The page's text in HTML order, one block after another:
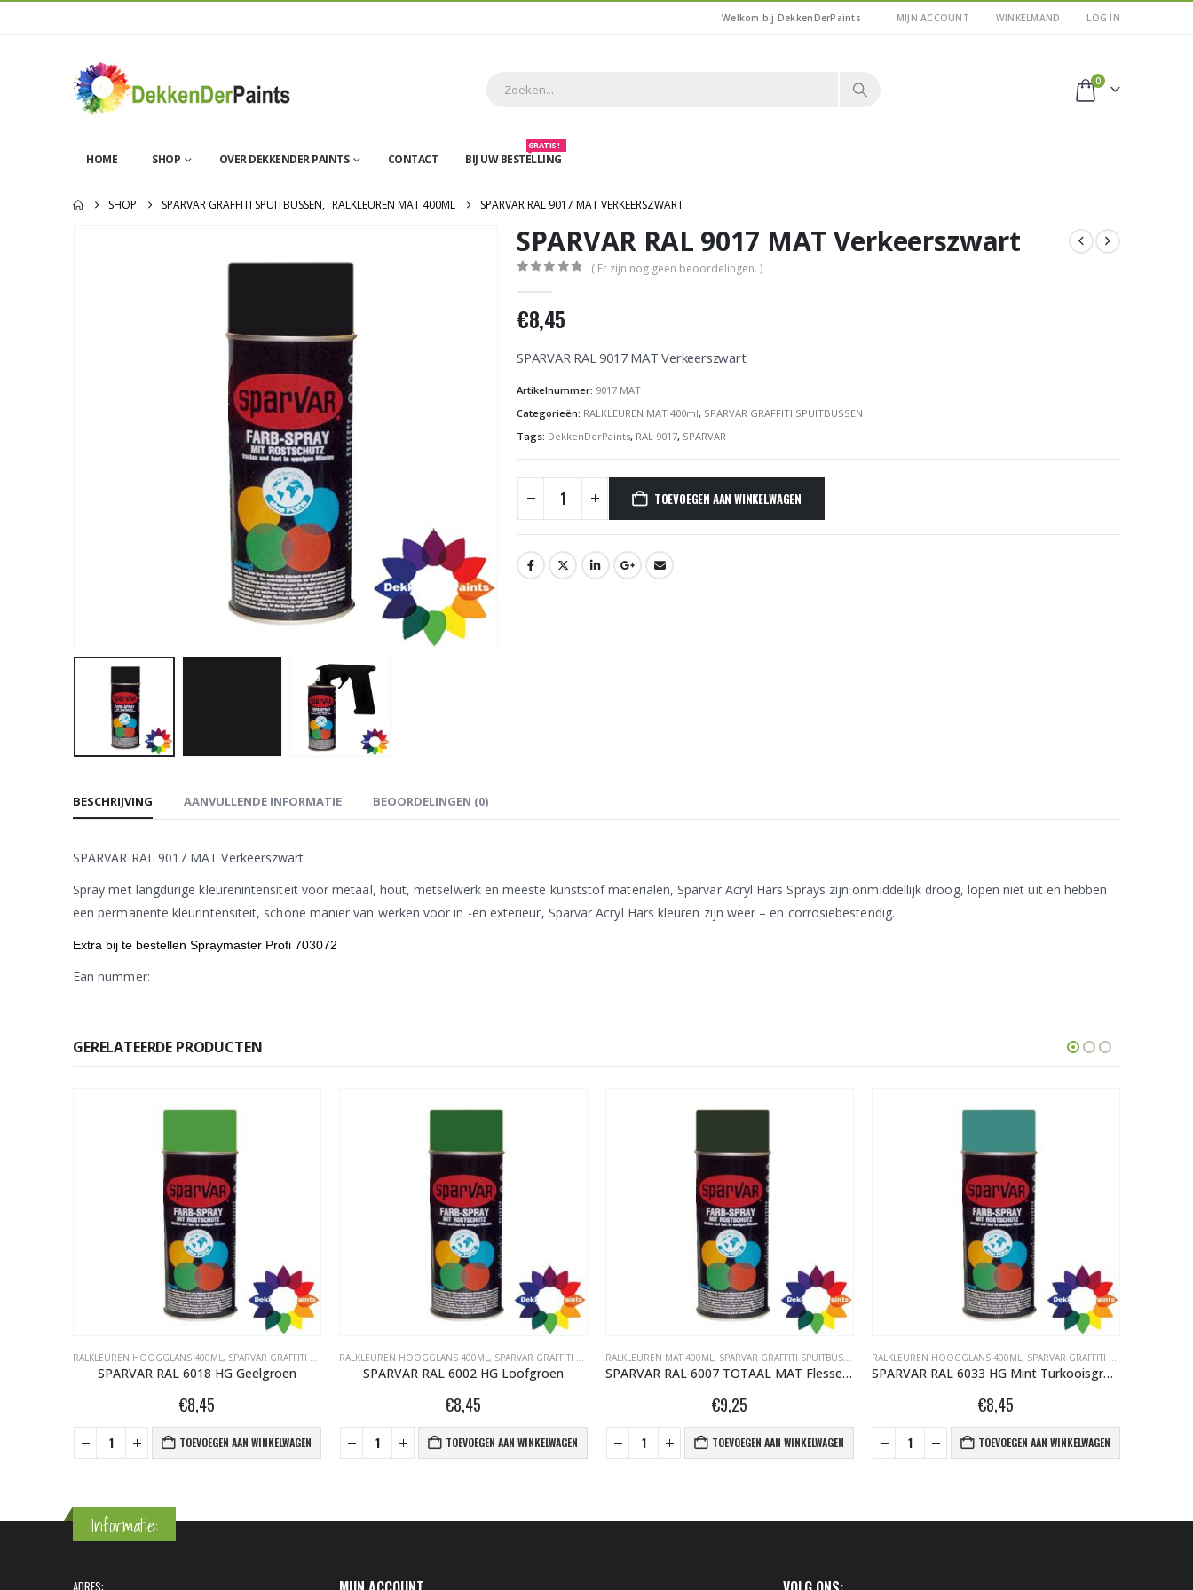
Welkom bij DekkenDerPaints MIJN ACCOUNT WINKELMAND LOG IN
0
HOME SHOP OVER DEKKENDER PAINTS CONTACT BIJ UW BESTELLING
GRATIS !
SHOP SPARVAR GRAFFITI SPUITBUSSEN, RALKLEUREN MAT 400ML SPARVAR RAL 9017 MAT VERKEERSZWART
SPARVAR RAL 9017 MAT Verkeerszwart
( Er zijn nog geen beoordelingen. )
€8,45
SPARVAR RAL 9017 MAT Verkeerszwart
Artikelnummer: 9017 MAT
Categorieën: RALKLEUREN MAT 400ml, SPARVAR GRAFFITI SPUITBUSSEN
Tags: DekkenDerPaints, RAL 9017, SPARVAR
TOEVOEGEN AAN WINKELWAGEN
BESCHRIJVING AANVULLENDE INFORMATIE BEOORDELINGEN (0)
SPARVAR RAL 9017 MAT Verkeerszwart
Spray met langdurige kleurenintensiteit voor metaal, hout, metselwerk en meeste kunststof materialen, Sparvar Acryl Hars Sprays zijn onmiddellijk droog, lopen niet uit en hebben
een permanente kleurintensiteit, schone manier van werken voor in -en exterieur, Sparvar Acryl Hars kleuren zijn weer – en corrosiebestendig.
Extra bij te bestellen Spraymaster Profi 703072
Ean nummer:
GERELATEERDE PRODUCTEN
RALKLEUREN HOOGGLANS 400ML, SPARVAR GRAFFITI SPUITBUSSEN
SPARVAR RAL 6018 HG Geelgroen
€8,45
TOEVOEGEN AAN WINKELWAGEN
RALKLEUREN HOOGGLANS 400ML, SPARVAR GRAFFITI SPUITBUSSEN
SPARVAR RAL 6002 HG Loofgroen
€8,45
TOEVOEGEN AAN WINKELWAGEN
RALKLEUREN MAT 400ML, SPARVAR GRAFFITI SPUITBUSSEN
SPARVAR RAL 6007 TOTAAL MAT Flessengroen 106007TM
€9,25
TOEVOEGEN AAN WINKELWAGEN
RALKLEUREN HOOGGLANS 400ML, SPARVAR GRAFFITI SPUITBUSSEN
SPARVAR RAL 6033 HG Mint Turkooisgroen
€8,45
TOEVOEGEN AAN WINKELWAGEN
Informatie: